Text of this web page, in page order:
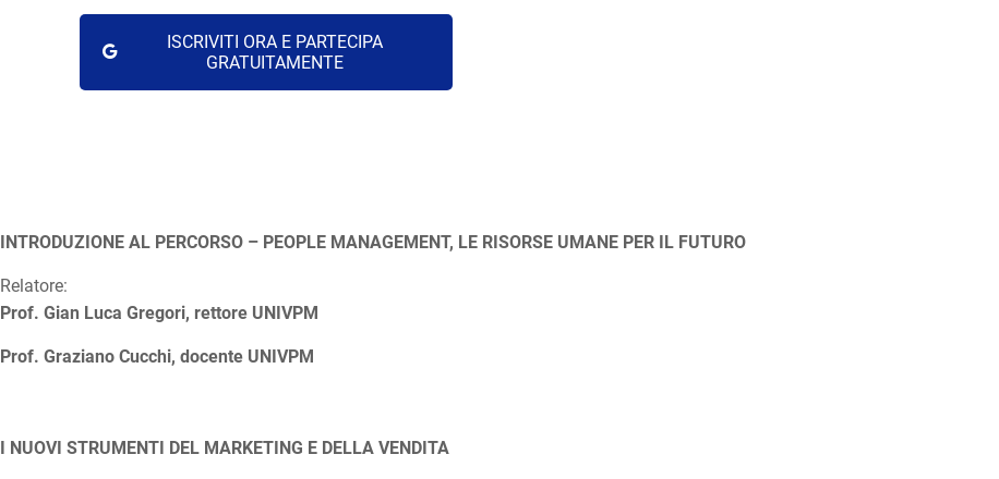
ISCRIVITI ORA E PARTECIPA
GRATUITAMENTE
INTRODUZIONE AL PERCORSO – PEOPLE MANAGEMENT, LE RISORSE UMANE PER IL FUTURO
Relatore:
Prof. Gian Luca Gregori, rettore UNIVPM
Prof. Graziano Cucchi, docente UNIVPM
I NUOVI STRUMENTI DEL MARKETING E DELLA VENDITA